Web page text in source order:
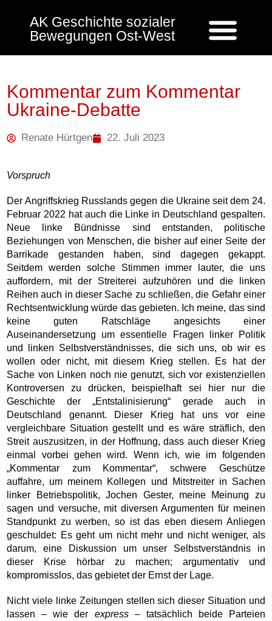
AK Geschichte sozialer
Bewegungen Ost-West
Kommentar zum Kommentar
Ukraine-Debatte
Renate Hürtgen 22. Juli 2023
Vorspruch
Der Angriffskrieg Russlands gegen die Ukraine seit dem 24.
Februar 2022 hat auch die Linke in Deutschland gespalten.
Neue linke Bündnisse sind entstanden, politische
Beziehungen von Menschen, die bisher auf einer Seite der
Barrikade gestanden haben, sind dagegen gekappt.
Seitdem werden solche Stimmen immer lauter, die uns
auffordern, mit der Streiterei aufzuhören und die linken
Reihen auch in dieser Sache zu schließen, die Gefahr einer
Rechtsentwicklung würde das gebieten. Ich meine, das sind
keine guten Ratschläge angesichts einer
Auseinandersetzung um essentielle Fragen linker Politik
und linken Selbstverständnisses, die sich uns, ob wir es
wollen oder nicht, mit diesem Krieg stellen. Es hat der
Sache von Linken noch nie genutzt, sich vor existenziellen
Kontroversen zu drücken, beispielhaft sei hier nur die
Geschichte der „Entstalinisierung“ gerade auch in
Deutschland genannt. Dieser Krieg hat uns vor eine
vergleichbare Situation gestellt und es wäre sträflich, den
Streit auszusitzen, in der Hoffnung, dass auch dieser Krieg
einmal vorbei gehen wird. Wenn ich, wie im folgenden
„Kommentar zum Kommentar“, schwere Geschütze
auffahre, um meinem Kollegen und Mitstreiter in Sachen
linker Betriebspolitik, Jochen Gester, meine Meinung zu
sagen und versuche, mit diversen Argumenten für meinen
Standpunkt zu werben, so ist das eben diesem Anliegen
geschuldet: Es geht um nicht mehr und nicht weniger, als
darum, eine Diskussion um unser Selbstverständnis in
dieser Krise hörbar zu machen; argumentativ und
kompromisslos, das gebietet der Ernst der Lage.
Nicht viele linke Zeitungen stellen sich dieser Situation und
lassen – wie der express– tatsächlich beide Parteien